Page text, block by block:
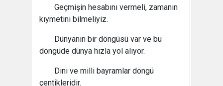
Geçmişin hesabını vermeli, zamanın
kıymetini bilmeliyiz.
Dünyanın bir döngüsü var ve bu
döngüde dünya hızla yol alıyor.
Dini ve milli bayramlar döngü
çentikleridir.